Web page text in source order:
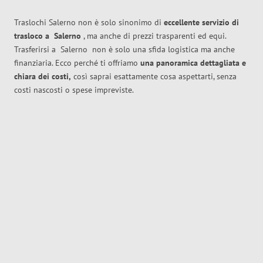
Traslochi Salerno non è solo sinonimo di eccellente servizio di
trasloco a Salerno , ma anche di prezzi trasparenti ed equi.
Trasferirsi a Salerno non è solo una sfida logistica ma anche
finanziaria. Ecco perché ti offriamo una panoramica dettagliata e
chiara dei costi, così saprai esattamente cosa aspettarti, senza
costi nascosti o spese impreviste.